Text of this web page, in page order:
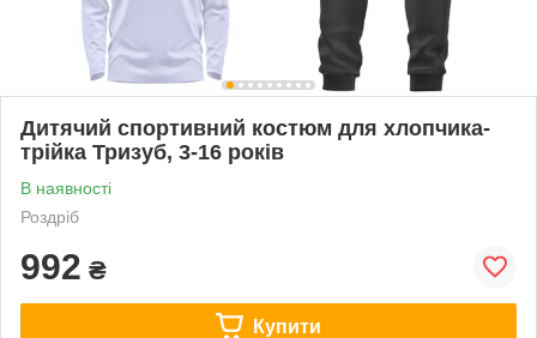
Дитячий спортивний костюм для хлопчика-
трійка Тризуб, 3-16 років
В наявності
Роздріб
992 ₴
Купити